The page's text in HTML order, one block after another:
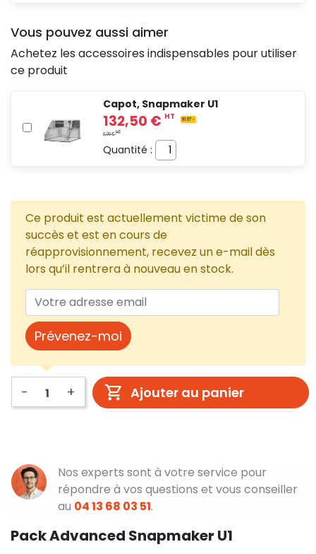
Vous pouvez aussi aimer
Achetez les accessoires indispensables pour utiliser
ce produit
Capot, Snapmaker U1
Quantité :
Ce produit est actuellement victime de son
succès et est en cours de
réapprovisionnement, recevez un e-mail dès
lors qu’il rentrera à nouveau en stock.
Prévenez-moi
- + Ajouter au panier
Nos experts sont à votre service pour
répondre à vos questions et vous conseiller
au 04 13 68 03 51.
Pack Advanced Snapmaker U1